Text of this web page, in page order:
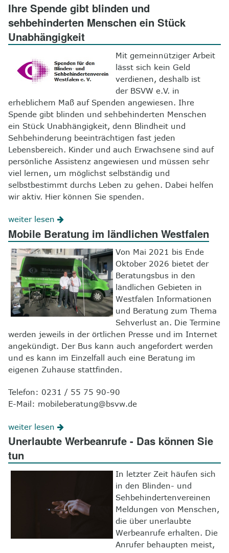
Ihre Spende gibt blinden und
sehbehinderten Menschen ein Stück
Unabhängigkeit
Mit gemeinnütziger Arbeit
lässt sich kein Geld
verdienen, deshalb ist
der BSVW e.V. in
erheblichem Maß auf Spenden angewiesen. Ihre
Spende gibt blinden und sehbehinderten Menschen
ein Stück Unabhängigkeit, denn Blindheit und
Sehbehinderung beeinträchtigen fast jeden
Lebensbereich. Kinder und auch Erwachsene sind auf
persönliche Assistenz angewiesen und müssen sehr
viel lernen, um möglichst selbständig und
selbstbestimmt durchs Leben zu gehen. Dabei helfen
wir aktiv. Hier können Sie spenden.
weiter lesen
Mobile Beratung im ländlichen Westfalen
Von Mai 2021 bis Ende
Oktober 2026 bietet der
Beratungsbus in den
ländlichen Gebieten in
Westfalen Informationen
und Beratung zum Thema
Sehverlust an. Die Termine
werden jeweils in der örtlichen Presse und im Internet
angekündigt. Der Bus kann auch angefordert werden
und es kann im Einzelfall auch eine Beratung im
eigenen Zuhause stattfinden.
Telefon: 0231 / 55 75 90-90
E-Mail: mobileberatung@bsvw.de
weiter lesen
Unerlaubte Werbeanrufe - Das können Sie
tun
In letzter Zeit häufen sich
in den Blinden- und
Sehbehindertenvereinen
Meldungen von Menschen,
die über unerlaubte
Werbeanrufe erhalten. Die
Anrufer behaupten meist,